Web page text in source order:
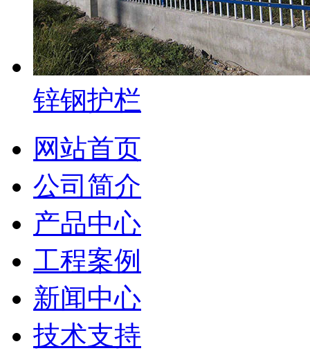
锌钢护栏
网站首页
公司简介
产品中心
工程案例
新闻中心
技术支持